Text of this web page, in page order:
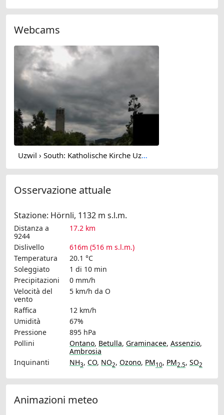
Webcams
Uzwil › South: Katholische Kirche Uzwil und Umgebung - Kath. Pfarramt Niederuzwil
Osservazione attuale
Stazione: Hörnli, 1132 m s.l.m.
Distanza a
9244
17.2 km
Dislivello
616m (516 m s.l.m.)
Temperatura
20.1 °C
Soleggiato
1 di 10 min
Precipitazioni
0 mm/h
Velocità del
vento
5 km/h da O
Raffica
12 km/h
Umidità
67%
Pressione
895 hPa
Pollini
Ontano, Betulla, Graminacee, Assenzio,
Ambrosia
Inquinanti
NH3, CO, NO2, Ozono, PM10, PM2.5, SO2
Animazioni meteo